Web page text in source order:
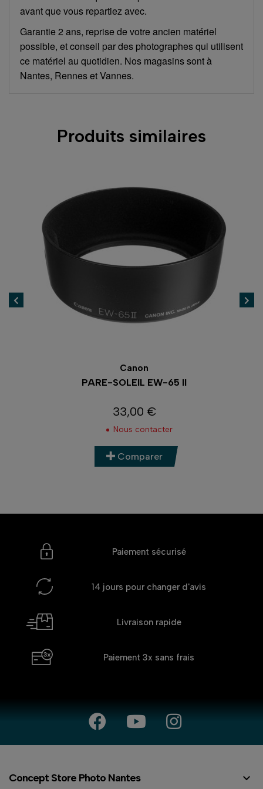
avant que vous repartiez avec.
Garantie 2 ans, reprise de votre ancien matériel
possible, et conseil par des photographes qui utilisent
ce matériel au quotidien. Nos magasins sont à
Nantes, Rennes et Vannes.
Produits similaires
Canon
PARE-SOLEIL EW-65 II
Prix
33,00 €
Nous contacter
Comparer
Paiement sécurisé
14 jours pour changer d'avis
Livraison rapide
Paiement 3x sans frais
Concept Store Photo Nantes 